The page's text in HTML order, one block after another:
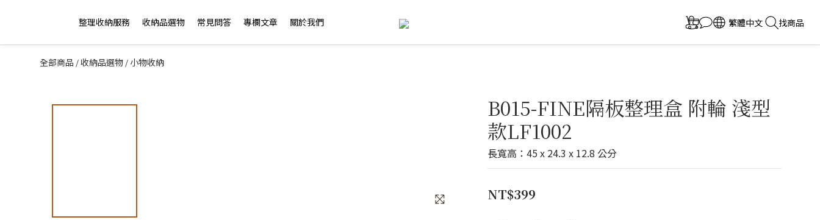
整理收納服務 收納品選物 常見問答 專欄文章 關於我們 繁體中文 找商品
全部商品 /收納品選物 / 小物收納
B015-FINE隔板整理盒 附輪 淺型
款LF1002
長寬高：45 x 24.3 x 12.8 公分
NT$399